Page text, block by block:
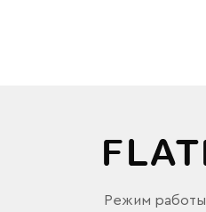
Режим работы